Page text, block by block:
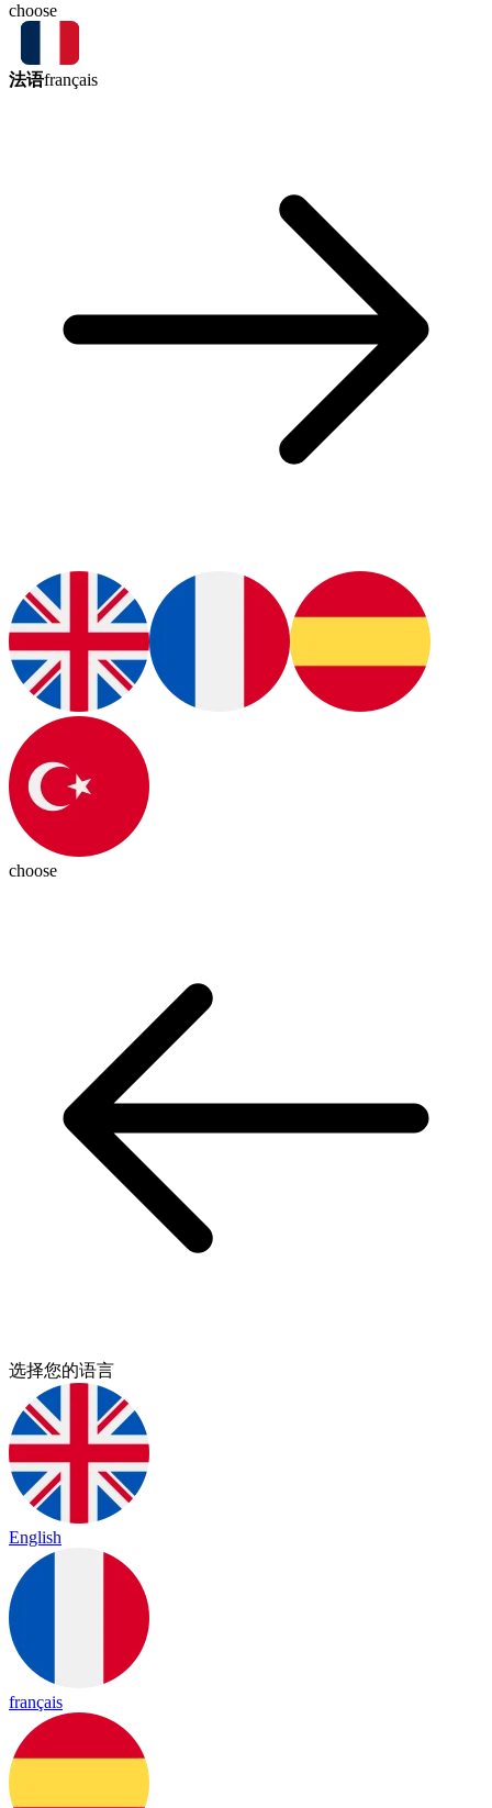
choose
法语français
choose
选择您的语言
English
français